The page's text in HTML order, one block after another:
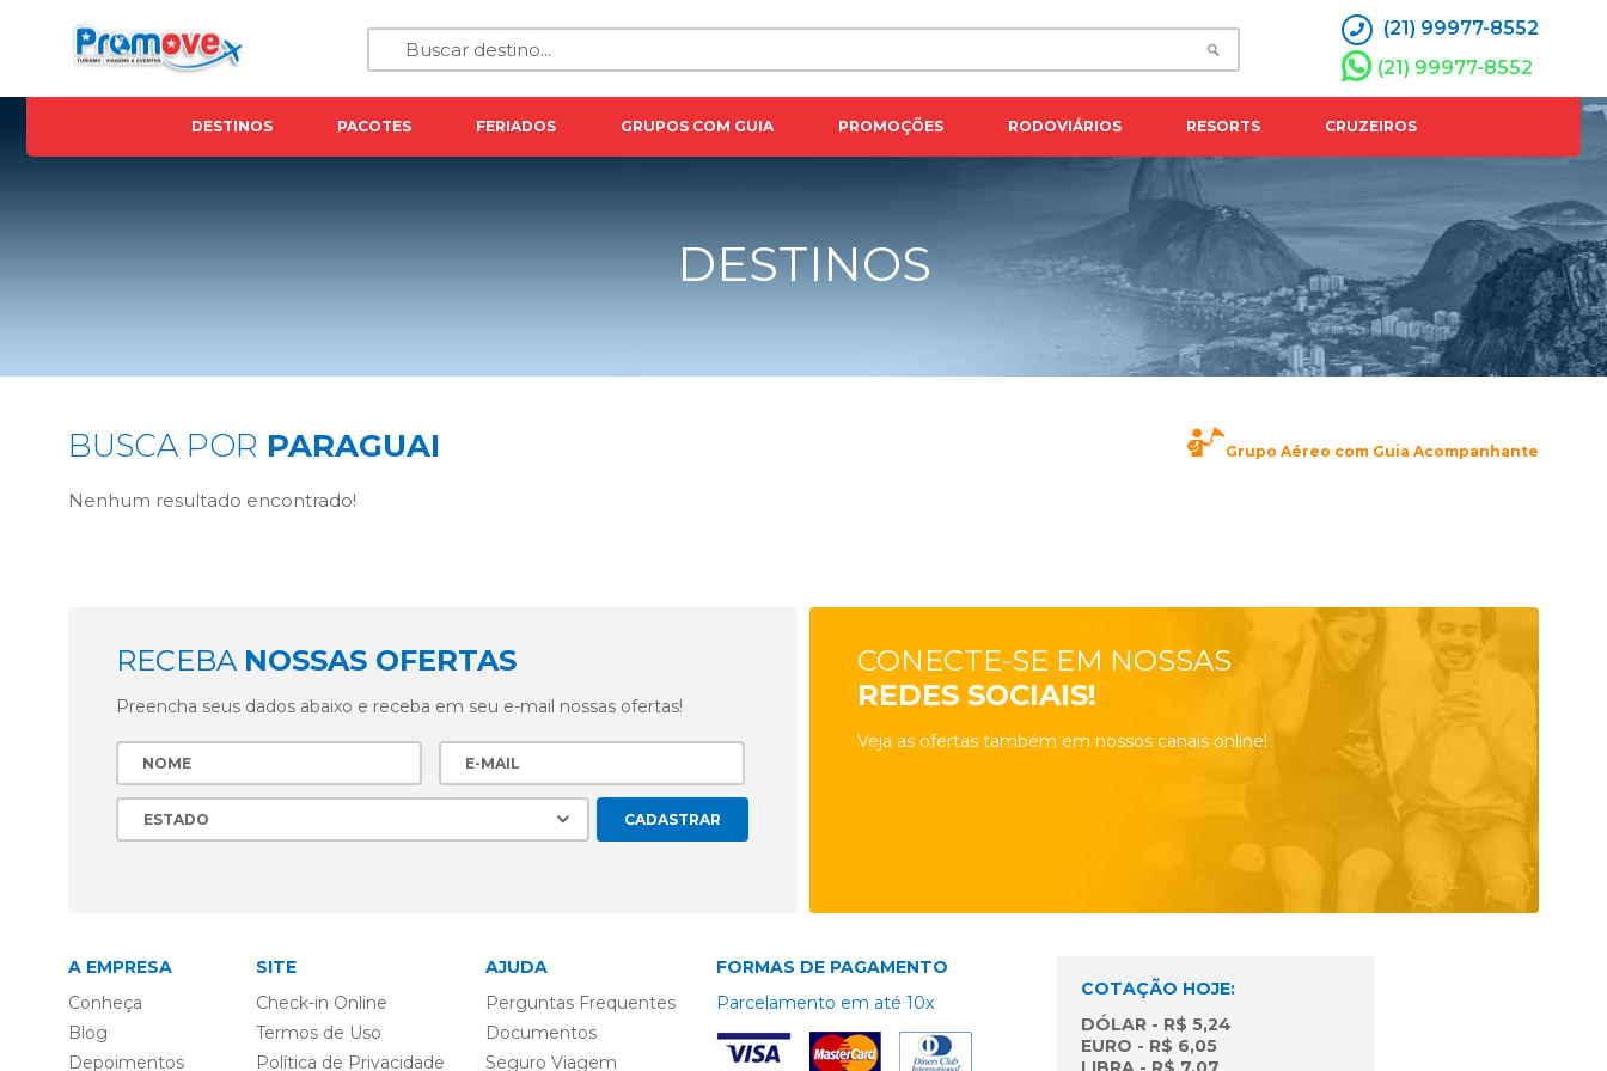
(21) 99977-8552
(21) 99977-8552
DESTINOS PACOTES FERIADOS GRUPOS COM GUIA PROMOÇÕES RODOVIÁRIOS RESORTS CRUZEIROS
DESTINOS
BUSCA POR PARAGUAI Grupo Aéreo com Guia Acompanhante
Nenhum resultado encontrado!
RECEBA NOSSAS OFERTAS
Preencha seus dados abaixo e receba em seu e-mail nossas ofertas!
CONECTE-SE EM NOSSAS
REDES SOCIAIS!
Veja as ofertas também em nossos canais online!
A EMPRESA
Conheça
Blog
Depoimentos
SITE
Check-in Online
Termos de Uso
Política de Privacidade
AJUDA
Perguntas Frequentes
Documentos
Seguro Viagem
FORMAS DE PAGAMENTO
Parcelamento em até 10x
COTAÇÃO HOJE:
DÓLAR - R$ 5,24
EURO - R$ 6,05